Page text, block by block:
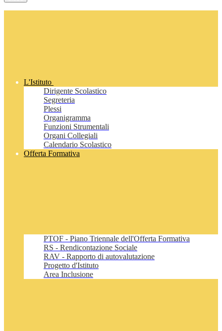
L'Istituto
Dirigente Scolastico
Segreteria
Plessi
Organigramma
Funzioni Strumentali
Organi Collegiali
Calendario Scolastico
Offerta Formativa
PTOF - Piano Triennale dell'Offerta Formativa
RS - Rendicontazione Sociale
RAV - Rapporto di autovalutazione
Progetto d'Istituto
Area Inclusione